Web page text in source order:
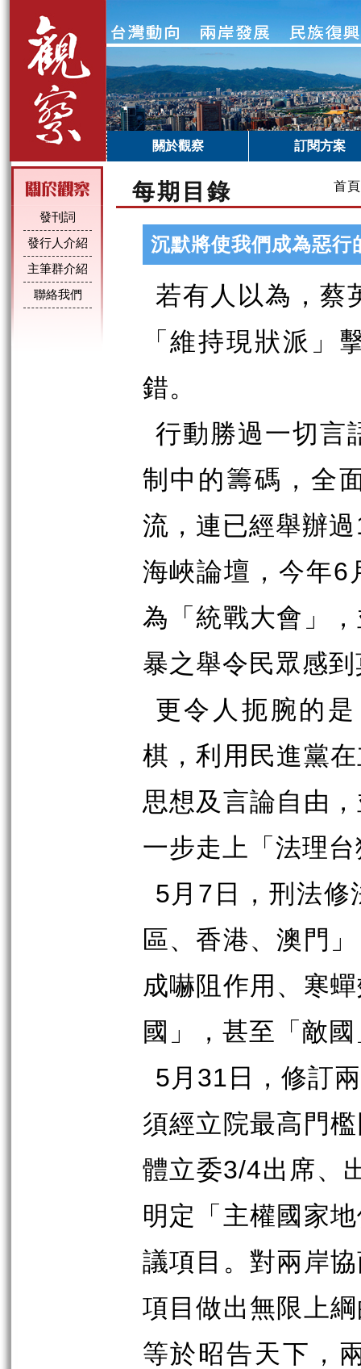
關於觀察 訂閱方案
發刊詞
發行人介紹
主筆群介紹
聯絡我們
每期目錄 首頁
沉默將使我們成為惡行
若有人以為，蔡
「維持現狀派」
錯。
行動勝過一切言
制中的籌碼，全
流，連已經舉辦過
海峽論壇，今年6
為「統戰大會」
暴之舉令民眾感
更令人扼腕的
棋，利用民進黨
思想及言論自由
一步走上「法理
5 月 7 日，刑法
區、香港、澳門
成嚇阻作用、寒
國」，甚至「敵
5 月 31 日，修訂
須經立院最高門
體立委3/4出席、
明定「主權國家
議項目。對兩岸
項目做出無限上
等於昭告天下，